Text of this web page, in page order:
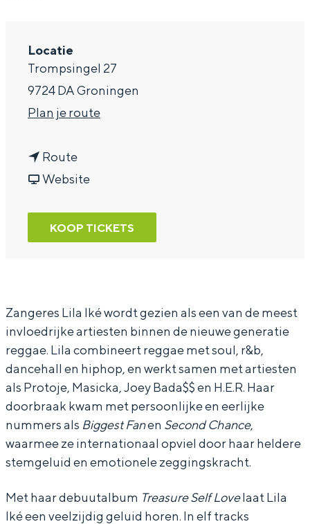
Locatie
Trompsingel 27
9724 DA Groningen
Plan je routen
i
l
k
e
&
W
r
l
S
Routen
a
r
L
a
I
k
e
W
u
r
S
Websitev
n
L
a
I
k
e
W
u
r
S
KOOP TICKETS
Zangeres Lila Iké wordt gezien als een van de meest
invloedrijke artiesten binnen de nieuwe generatie
reggae. Lila combineert reggae met soul, r&b,
dancehall en hiphop, en werkt samen met artiesten
als Protoje, Masicka, Joey Bada$$ en H.E.R. Haar
doorbraak kwam met persoonlijke en eerlijke
nummers als Biggest Fanen Second Chance,
waarmee ze internationaal opviel door haar heldere
stemgeluid en emotionele zeggingskracht.
Met haar debuutalbum Treasure Self Lovelaat Lila
Iké een veelzijdig geluid horen. In elf tracks